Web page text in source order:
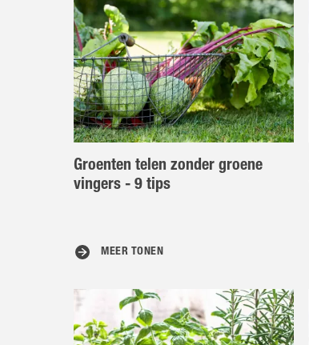
Groenten telen zonder groene
vingers - 9 tips
MEER TONEN